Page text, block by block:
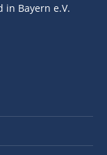
in Bayern e.V.